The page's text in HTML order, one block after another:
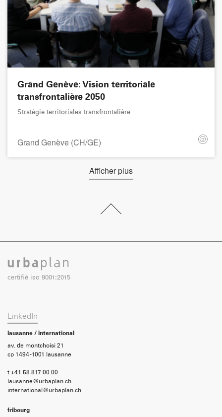
Grand Genève: Vision territoriale
transfrontalière 2050
Stratégie territoriales transfrontalière
Grand Genève (CH/GE)
Afficher plus
certifié iso 9001:2015
LinkedIn
lausanne / international
av. de montchoisi 21
cp 1494 -1001 lausanne
t +41 58 817 00 00
lausanne@urbaplan.ch
international@urbaplan.ch
fribourg